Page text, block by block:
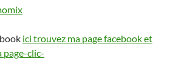
ici trouvez ma page facebook et
page-clic-